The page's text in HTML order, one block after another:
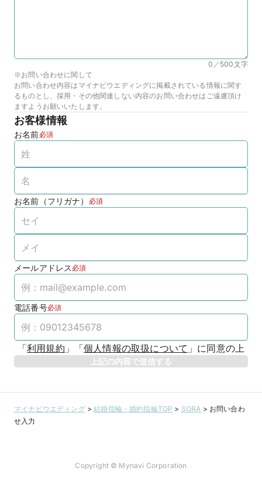
0／500文字
※お問い合わせに関して
お問い合わせ内容はマイナビウエディングに掲載されている情報に関す
るものとし、採用・その他関連しない内容のお問い合わせはご遠慮頂け
ますようお願いいたします。
お客様情報
お名前必須
お名前（フリガナ） 必須
メールアドレス 必須
電話番号必須
「利用規約 」 「個人情報の取扱について 」 に同意の上
上記の内容で送信する
マイナビウエディング>結婚指輪・婚約指輪TOP > SORA > お問い合わ
せ入力
Copyright © Mynavi Corporation